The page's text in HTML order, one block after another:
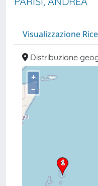
Visualizzazione
Distribuzione
+
–